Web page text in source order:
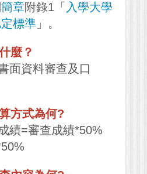
簡章附錄1「 入學大學
標準 」。
麼？
面資料審查及口
方式為何?
績=審查成績*50%